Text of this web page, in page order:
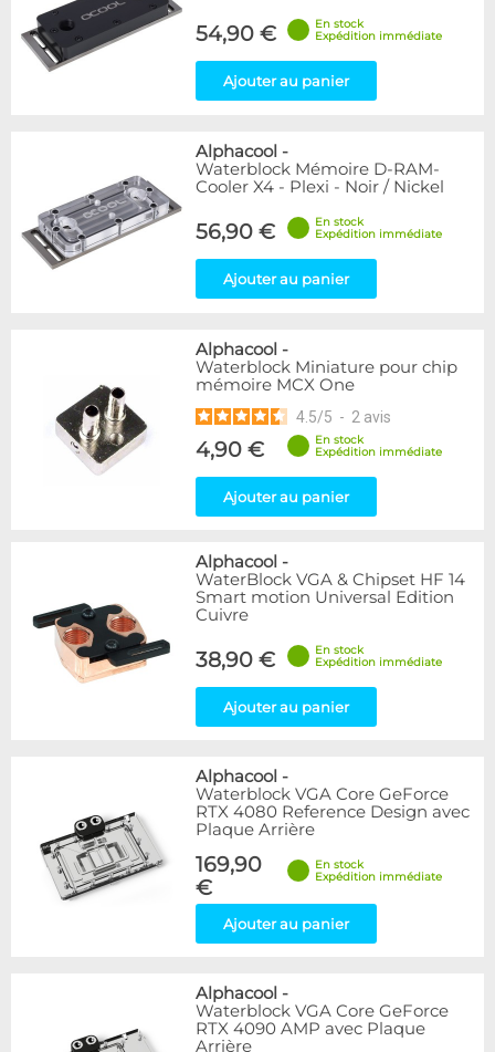
54,90 €
En stock
Expédition immédiate
Ajouter au panier
Alphacool -
Waterblock Mémoire D-RAM-
Cooler X4 - Plexi - Noir / Nickel
56,90 €
En stock
Expédition immédiate
Ajouter au panier
Alphacool -
Waterblock Miniature pour chip
mémoire MCX One
4.5/5 - 2 avis
4,90 €
En stock
Expédition immédiate
Ajouter au panier
Alphacool -
WaterBlock VGA & Chipset HF 14
Smart motion Universal Edition
Cuivre
38,90 €
En stock
Expédition immédiate
Ajouter au panier
Alphacool -
Waterblock VGA Core GeForce
RTX 4080 Reference Design avec
Plaque Arrière
169,90
€
En stock
Expédition immédiate
Ajouter au panier
Alphacool -
Waterblock VGA Core GeForce
RTX 4090 AMP avec Plaque
Arrière